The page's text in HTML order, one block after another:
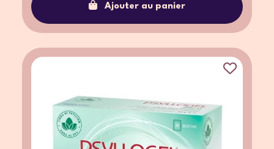
Ajouter au panier